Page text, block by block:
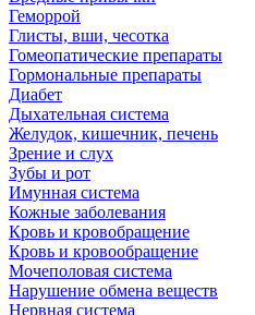
Геморрой
Глисты, вши, чесотка
Гомеопатические препараты
Гормональные препараты
Диабет
Дыхательная система
Желудок, кишечник, печень
Зрение и слух
Зубы и рот
Имунная система
Кожные заболевания
Кровь и кровобращение
Кровь и кровообращение
Мочеполовая система
Нарушение обмена веществ
Нервная система